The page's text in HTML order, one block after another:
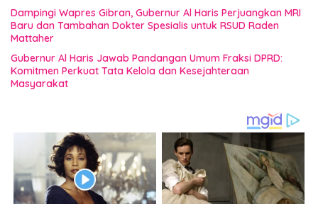
Dampingi Wapres Gibran, Gubernur Al Haris Perjuangkan MRI
Baru dan Tambahan Dokter Spesialis untuk RSUD Raden
Mattaher
Gubernur Al Haris Jawab Pandangan Umum Fraksi DPRD:
Komitmen Perkuat Tata Kelola dan Kesejahteraan
Masyarakat